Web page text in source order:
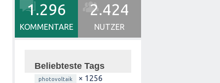
1.296
KOMMENTARE
2.424
NUTZER
Beliebteste Tags
photovoltaik × 1256